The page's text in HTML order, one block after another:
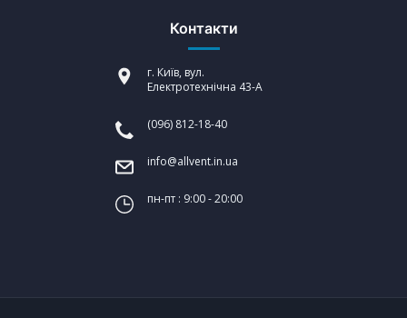
Контакти
г. Київ, вул.
Електротехнічна 43-А
(096) 812-18-40
info@allvent.in.ua
пн-пт : 9:00 - 20:00